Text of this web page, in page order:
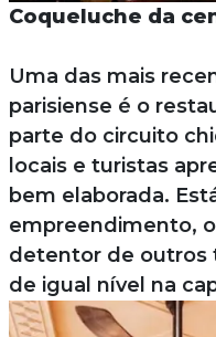
Coqueluche da
Uma das mais
parisiense é o
parte do circuito
locais e turistas
bem elaborada.
empreendimento,
detentor de outros
de igual nível na